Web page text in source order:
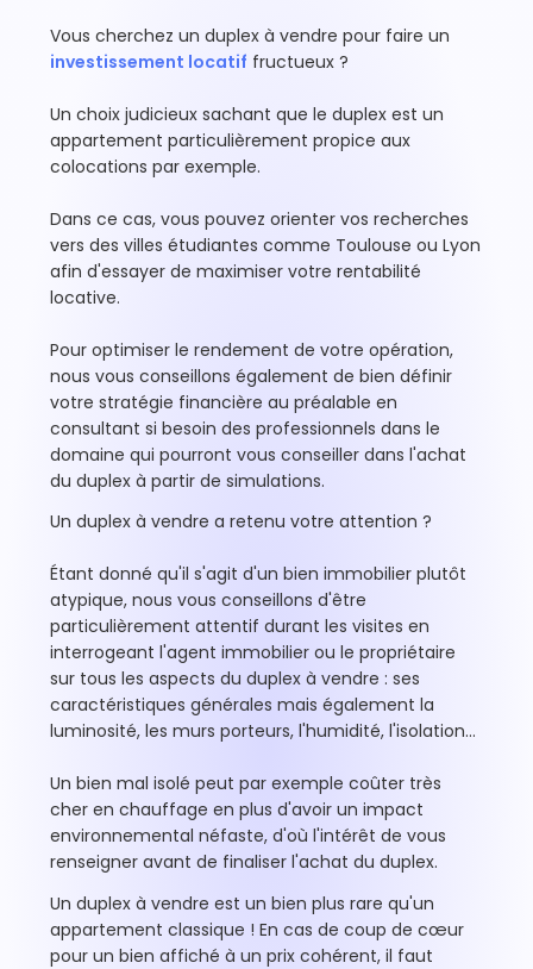
Vous cherchez un duplex à vendre pour faire un
investissement locatif fructueux ?
Un choix judicieux sachant que le duplex est un
appartement particulièrement propice aux
colocations par exemple.
Dans ce cas, vous pouvez orienter vos recherches
vers des villes étudiantes comme Toulouse ou Lyon
afin d'essayer de maximiser votre rentabilité
locative.
Pour optimiser le rendement de votre opération,
nous vous conseillons également de bien définir
votre stratégie financière au préalable en
consultant si besoin des professionnels dans le
domaine qui pourront vous conseiller dans l'achat
du duplex à partir de simulations.
Un duplex à vendre a retenu votre attention ?
Étant donné qu'il s'agit d'un bien immobilier plutôt
atypique, nous vous conseillons d'être
particulièrement attentif durant les visites en
interrogeant l'agent immobilier ou le propriétaire
sur tous les aspects du duplex à vendre : ses
caractéristiques générales mais également la
luminosité, les murs porteurs, l'humidité, l'isolation…
Un bien mal isolé peut par exemple coûter très
cher en chauffage en plus d'avoir un impact
environnemental néfaste, d'où l'intérêt de vous
renseigner avant de finaliser l'achat du duplex.
Un duplex à vendre est un bien plus rare qu'un
appartement classique ! En cas de coup de cœur
pour un bien affiché à un prix cohérent, il faut